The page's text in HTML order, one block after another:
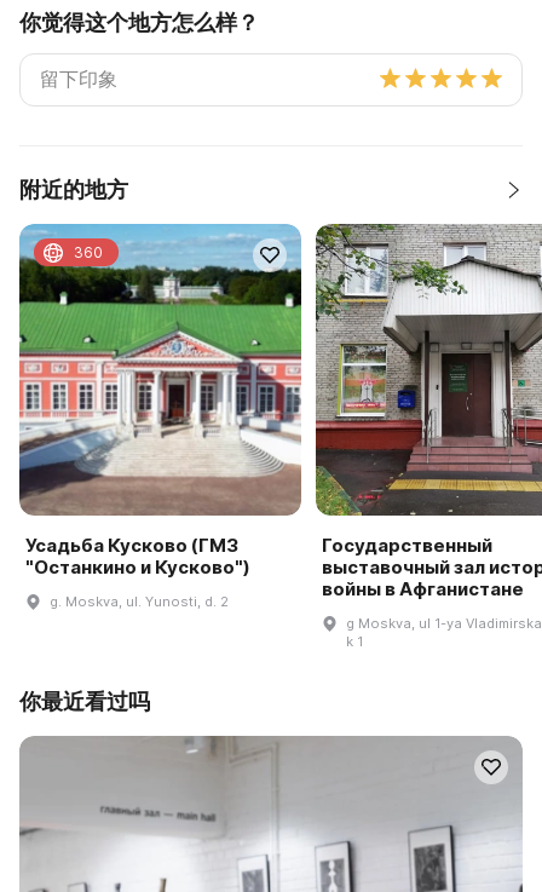
你觉得这个地方怎么样？
附近的地方
Усадьба Кусково (ГМЗ
"Останкино и Кусково")
g. Moskva, ul. Yunosti, d. 2
360
Государственный
выставочный зал
войны в Афганистане
g Moskva, ul 1-ya
k 1
你最近看过吗